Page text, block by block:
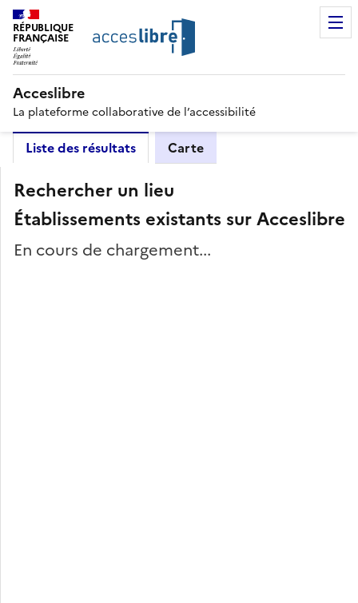
RÉPUBLIQUE
FRANÇAISE
Acceslibre
La plateforme collaborative de l’accessibilité
Liste des résultats Carte
Rechercher un lieu
Établissements existants sur Acceslibre
En cours de chargement...